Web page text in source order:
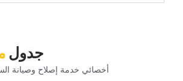
‏جدول‏
‏أخصائي خدمة إصلاح وصيانة